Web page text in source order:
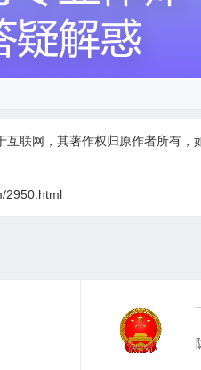
联网，其著作权归原作者所有
2950.html